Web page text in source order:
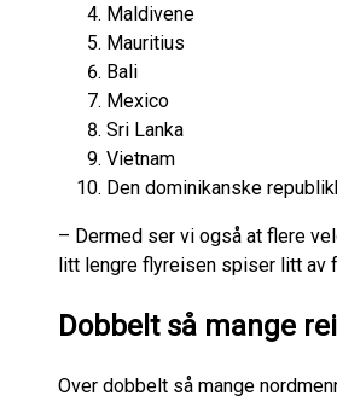
Maldivene
Mauritius
Bali
Mexico
Sri Lanka
Vietnam
Den dominikanske
– Dermed ser vi også at flere
litt lengre flyreisen spiser litt av
Dobbelt så mange
Over dobbelt så mange